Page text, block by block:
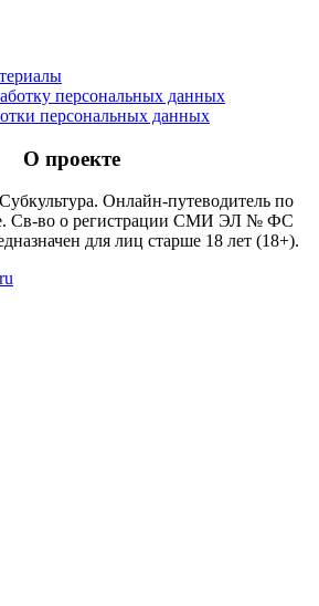
персональных данных
персональных данных
О проекте
Онлайн-путеводитель по
Св-во о регистрации СМИ ЭЛ № ФС
для лиц старше 18 лет (18+).